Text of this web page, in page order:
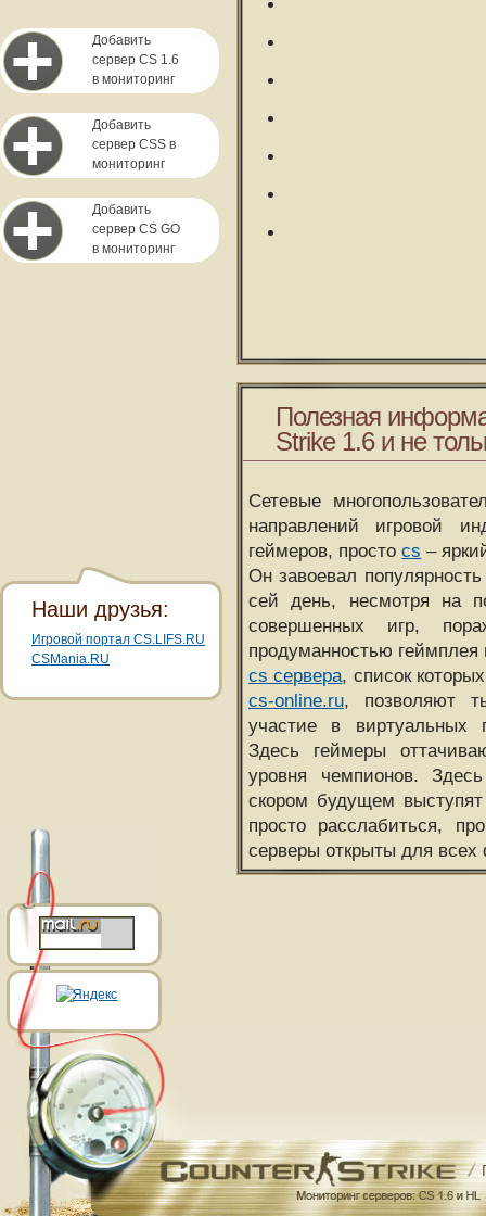
Добавить
сервер CS 1.6
в мониторинг
Добавить
сервер CSS в
мониторинг
Добавить
сервер CS GO
в мониторинг
Полезная
Strike 1.6 и не
Сетевые
направлений игровой
геймеров, простоcs –
Он завоевал
сей день, несмотря на
совершенных игр,
продуманностью
cs сервера, список
cs-online.ru, позволяют
участие в виртуальных
Здесь геймеры
уровня чемпионов.
скором будущем
просто расслабиться,
серверы открыты для всех
Наши друзья:
Игровой портал CS.LIFS.RU
CSMania.RU